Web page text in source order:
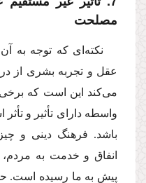
مصلحت
نكته‌اى كه توجه به
عقل و تجربه بشرى از
مى‌كند این است كه برخى
واسطه داراى تأثیر و
باشد. فرهنگ دینى و
پیش به ما رسیده است.